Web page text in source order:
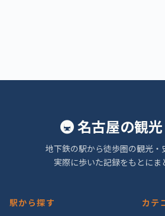
🚇 名古屋の観
地下鉄の駅から徒歩圏の観光・
実際に歩いた記録をもとにま
駅から探す
カテ